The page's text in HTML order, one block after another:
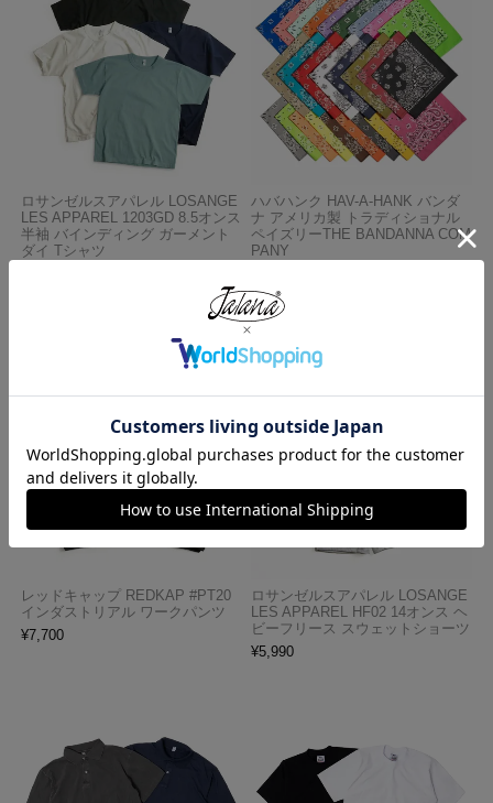
ロサンゼルスアパレル LOSANGE
LES APPAREL 1203GD 8.5オンス
半袖 バインディング ガーメント
ダイ Tシャツ
ハバハンク HAV-A-HANK バンダ
ナ アメリカ製 トラディショナル
ペイズリーTHE BANDANNA COM
PANY
レッドキャップ REDKAP #PT20
インダストリアル ワークパンツ
¥7,700
ロサンゼルスアパレル LOSANGE
LES APPAREL HF02 14オンス ヘ
ビーフリース スウェットショーツ
¥5,990